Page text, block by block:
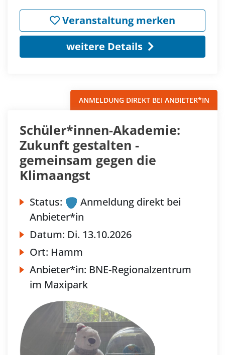
Veranstaltung merken
weitere Details
ANMELDUNG DIREKT BEI ANBIETER*IN
Schüler*innen-Akademie:
Zukunft gestalten -
gemeinsam gegen die
Klimaangst
Status:
Anmeldung direkt bei
Anbieter*in
Datum: Di. 13.10.2026
Ort: Hamm
Anbieter*in: BNE-Regionalzentrum
im Maxipark